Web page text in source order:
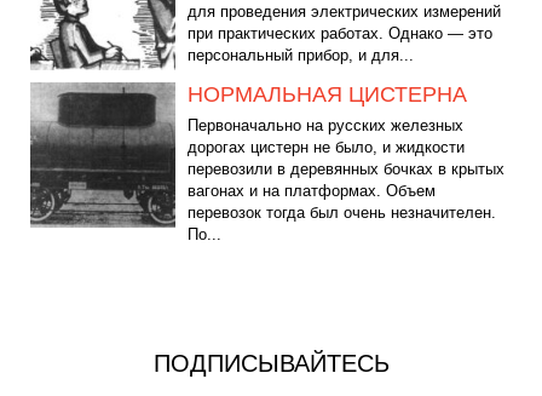
для проведения электрических измерений
при практических работах. Однако — это
персональный прибор, и для...
НОРМАЛЬНАЯ ЦИСТЕРНА
Первоначально на русских железных
дорогах цистерн не было, и жидкости
перевозили в деревянных бочках в крытых
вагонах и на платформах. Объем
перевозок тогда был очень незначителен.
По...
ПОДПИСЫВАЙТЕСЬ